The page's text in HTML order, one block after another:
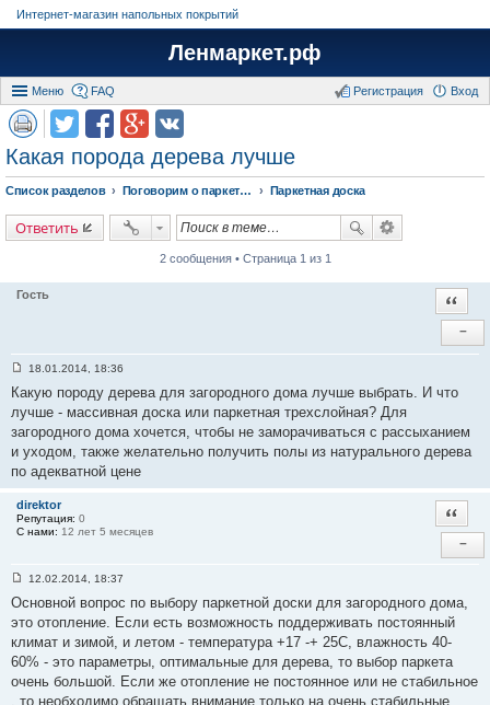
Интернет-магазин напольных покрытий
Ленмаркет.рф
Меню FAQ Вход
Регистрация
Какая порода дерева лучше
Список разделов Поговорим о паркете (обсуждение и сравнения Паркетной и массивной доски разных производителей) Паркетная доска
Ответить
2 сообщения • Страница 1 из 1
Гость
−
о
б
щ
н
и
1
18.01.2014, 18:36
Какую породу дерева для загородного дома лучше выбрать. И что
лучше - массивная доска или паркетная трехслойная? Для
загородного дома хочется, чтобы не заморачиваться с рассыханием
и уходом, также желательно получить полы из натурального дерева
по адекватной цене
direktor
Репутация: 0
С нами: 12 лет 5 месяцев
−
о
б
щ
е
н
и
12.02.2014, 18:37
Основной вопрос по выбору паркетной доски для загородного дома,
это отопление. Если есть возможность поддерживать постоянный
климат и зимой, и летом - температура +17 -+ 25С, влажность 40-
60% - это параметры, оптимальные для дерева, то выбор паркета
очень большой. Если же отопление не постоянное или не стабильное
, то необходимо обращать внимание только на очень стабильные